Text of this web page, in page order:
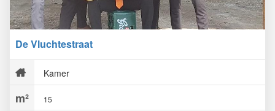
De Vluchtestraat
Kamer
15